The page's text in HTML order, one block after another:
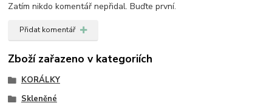
Zatím nikdo komentář nepřidal. Buďte první.
Přidat komentář
Zboží zařazeno v kategoriích
KORÁLKY
Skleněné